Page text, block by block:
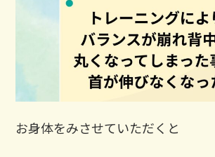
⁡お身体をみさせていただくと